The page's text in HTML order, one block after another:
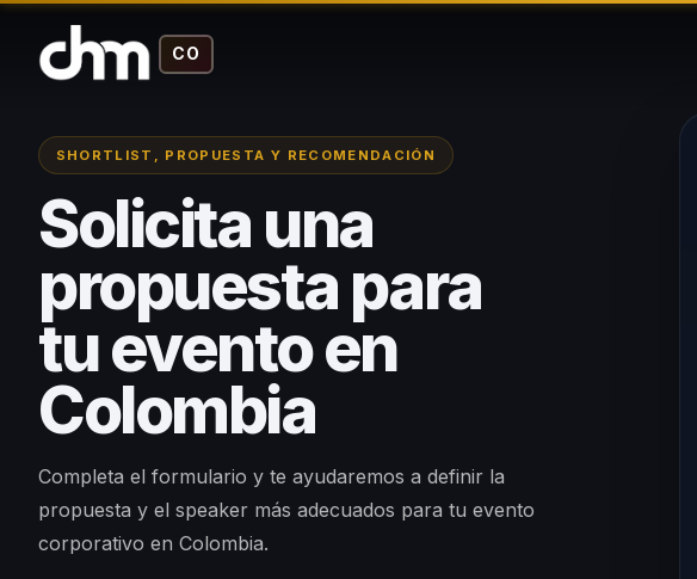
CO
SHORTLIST, PROPUESTA Y RECOMENDACIÓN
Solicita una
propuesta para
tu evento en
Colombia
Completa el formulario y te ayudaremos a definir la
propuesta y el speaker más adecuados para tu evento
corporativo en Colombia.